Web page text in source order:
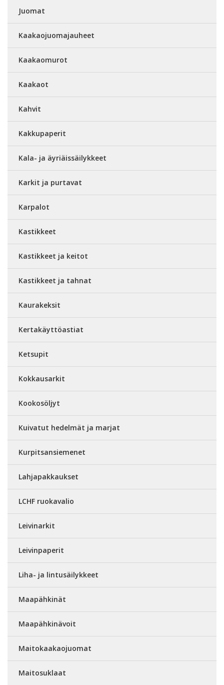
Juomat
Kaakaojuomajauheet
Kaakaomurot
Kaakaot
Kahvit
Kakkupaperit
Kala- ja äyriäissäilykkeet
Karkit ja purtavat
Karpalot
Kastikkeet
Kastikkeet ja keitot
Kastikkeet ja tahnat
Kaurakeksit
Kertakäyttöastiat
Ketsupit
Kokkausarkit
Kookosöljyt
Kuivatut hedelmät ja marjat
Kurpitsansiemenet
Lahjapakkaukset
LCHF ruokavalio
Leivinarkit
Leivinpaperit
Liha- ja lintusäilykkeet
Maapähkinät
Maapähkinävoit
Maitokaakaojuomat
Maitosuklaat